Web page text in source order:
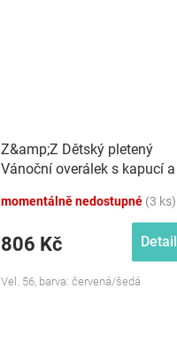
Z&amp;Z Dětský pletený
Vánoční overálek s kapucí a
momentálně nedostupné (3 ks)
806 Kč Detail
Vel. 56, barva: červená/šedá